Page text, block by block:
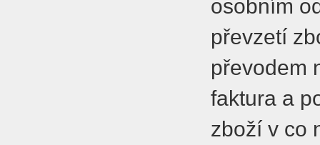
osobním
převzetí
převodem
faktura a
zboží v co